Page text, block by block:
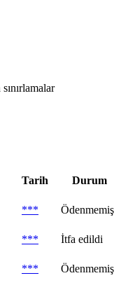
Tarih
Durum
***
Ödenmemiş
***
İtfa edildi
***
Ödenmemiş